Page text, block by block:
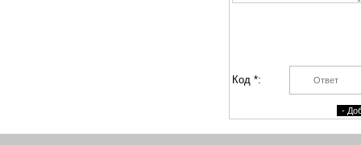
Код *: